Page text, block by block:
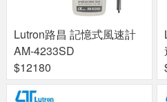
Lutron路昌 記憶式風速計
AM-4233SD
$12180